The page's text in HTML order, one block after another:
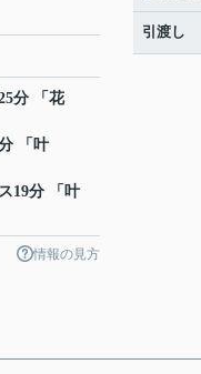
分 「花
「叶
19分 「叶
情報の見方
引渡し